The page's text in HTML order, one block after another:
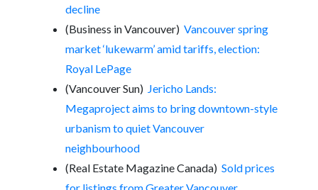
decline
(Business in Vancouver)Vancouver spring
market ‘lukewarm’ amid tariffs, election:
Royal LePage
(Vancouver Sun) Jericho Lands:
Megaproject aims to bring downtown-style
urbanism to quiet Vancouver
neighbourhood
(Real Estate Magazine Canada)Sold prices